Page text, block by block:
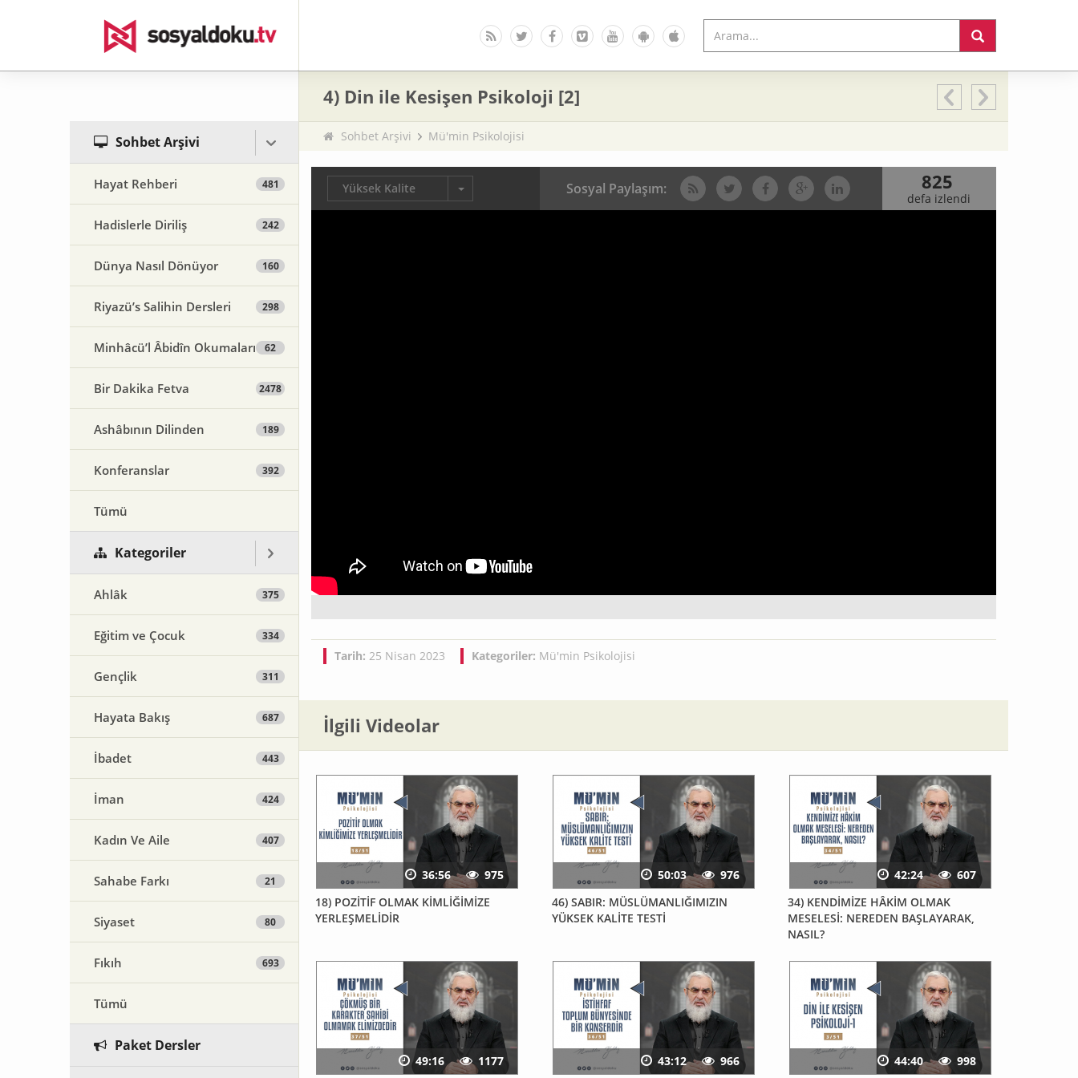
Sohbet Arşivi
Hayat Rehberi 481
Hadislerle Diriliş 242
Dünya Nasıl Dönüyor 160
Riyazü’s Salihin Dersleri 298
Minhâcü’l Âbidîn Okumaları 62
Bir Dakika Fetva 2478
Ashâbının Dilinden 189
Konferanslar 392
Tümü
Kategoriler
Ahlâk 375
Eğitim ve Çocuk 334
Gençlik 311
Hayata Bakış 687
İbadet 443
İman 424
Kadın Ve Aile 407
Sahabe Farkı 21
Siyaset 80
Fıkıh 693
Tümü
Paket Dersler
4) Din ile Kesişen Psikoloji [2]
Sohbet Arşivi Mü'min Psikolojisi
Yüksek Kalite Sosyal Paylaşım: 825
defa izlendi
Tarih: 25 Nisan 2023 Kategoriler: Mü'min Psikolojisi
İlgili Videolar
18) POZİTİF OLMAK KİMLİĞİMİZE
YERLEŞMELİDİR
36:56
975
46) SABIR: MÜSLÜMANLIĞIMIZIN
YÜKSEK KALİTE TESTİ
50:03
976
34) KENDİMİZE HÂKİM OLMAK
MESELESİ: NEREDEN BAŞLAYARAK,
NASIL?
42:24 607
49:16 1177 43:12 966 44:40 998